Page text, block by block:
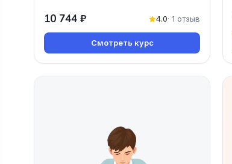
10 744 ₽ 4.0· 1 отзыв
Смотреть курс